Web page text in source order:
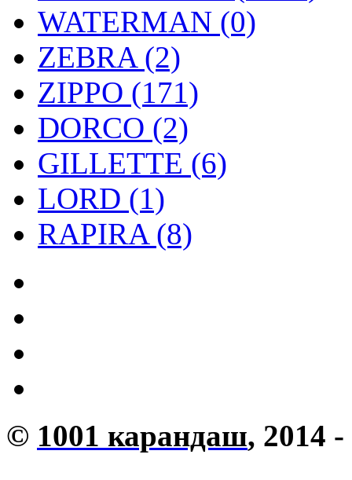
WATERMAN (0)
ZEBRA (2)
ZIPPO (171)
DORCO (2)
GILLETTE (6)
LORD (1)
RAPIRA (8)
© 1001 карандаш, 2014 -